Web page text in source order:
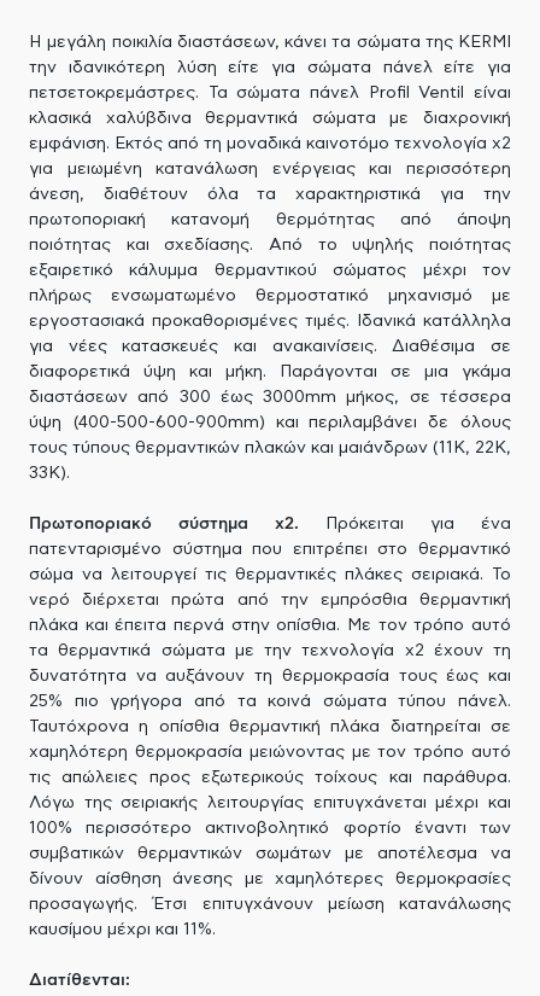
Η μεγάλη ποικιλία διαστάσεων, κάνει τα σώματα της KERMI
την ιδανικότερη λύση είτε για σώματα πάνελ είτε για
πετσετοκρεμάστρες. Τα σώματα πάνελ Profil Ventil είναι
κλασικά χαλύβδινα θερμαντικά σώματα με διαχρονική
εμφάνιση. Εκτός από τη μοναδικά καινοτόμο τεχνολογία x2
για μειωμένη κατανάλωση ενέργειας και περισσότερη
άνεση, διαθέτουν όλα τα χαρακτηριστικά για την
πρωτοποριακή κατανομή θερμότητας από άποψη
ποιότητας και σχεδίασης. Από το υψηλής ποιότητας
εξαιρετικό κάλυμμα θερμαντικού σώματος μέχρι τον
πλήρως ενσωματωμένο θερμοστατικό μηχανισμό με
εργοστασιακά προκαθορισμένες τιμές. Ιδανικά κατάλληλα
για νέες κατασκευές και ανακαινίσεις. Διαθέσιμα σε
διαφορετικά ύψη και μήκη. Παράγονται σε μια γκάμα
διαστάσεων από 300 έως 3000mm μήκος, σε τέσσερα
ύψη (400-500-600-900mm) και περιλαμβάνει δε όλους
τους τύπους θερμαντικών πλακών και μαιάνδρων (11Κ, 22Κ,
33Κ).
Πρωτοποριακό σύστημα x2. Πρόκειται για ένα
πατενταρισμένο σύστημα που επιτρέπει στο θερμαντικό
σώμα να λειτουργεί τις θερμαντικές πλάκες σειριακά. Το
νερό διέρχεται πρώτα από την εμπρόσθια θερμαντική
πλάκα και έπειτα περνά στην οπίσθια. Με τον τρόπο αυτό
τα θερμαντικά σώματα με την τεχνολογία x2 έχουν τη
δυνατότητα να αυξάνουν τη θερμοκρασία τους έως και
25% πιο γρήγορα από τα κοινά σώματα τύπου πάνελ.
Ταυτόχρονα η οπίσθια θερμαντική πλάκα διατηρείται σε
χαμηλότερη θερμοκρασία μειώνοντας με τον τρόπο αυτό
τις απώλειες προς εξωτερικούς τοίχους και παράθυρα.
Λόγω της σειριακής λειτουργίας επιτυγχάνεται μέχρι και
100% περισσότερο ακτινοβολητικό φορτίο έναντι των
συμβατικών θερμαντικών σωμάτων με αποτέλεσμα να
δίνουν αίσθηση άνεσης με χαμηλότερες θερμοκρασίες
προσαγωγής. Έτσι επιτυγχάνουν μείωση κατανάλωσης
καυσίμου μέχρι και 11%.
Διατίθενται: